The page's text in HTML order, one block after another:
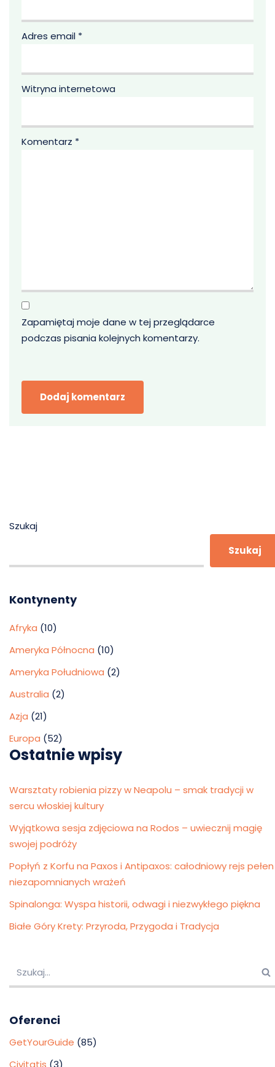
Adres email *
Witryna internetowa
Komentarz *
Zapamiętaj moje dane w tej przeglądarce
podczas pisania kolejnych komentarzy.
Szukaj
Szukaj
Kontynenty
Afryka (10)
Ameryka Północna (10)
Ameryka Południowa (2)
Australia (2)
Azja (21)
Europa (52)
Ostatnie wpisy
Warsztaty robienia pizzy w Neapolu – smak tradycji w
sercu włoskiej kultury
Wyjątkowa sesja zdjęciowa na Rodos – uwiecznij magię
swojej podróży
Popłyń z Korfu na Paxos i Antipaxos: całodniowy rejs pełen
niezapomnianych wrażeń
Spinalonga: Wyspa historii, odwagi i niezwykłego piękna
Białe Góry Krety: Przyroda, Przygoda i Tradycja
Oferenci
GetYourGuide (85)
Civitatis (3)